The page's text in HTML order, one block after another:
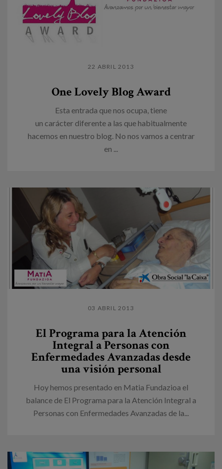
22 ABRIL 2013
One Lovely Blog Award
Esta entrada que nos ocupa, tiene
un carácter diferente a las que habitualmente
hacemos en nuestro blog. No nos vamos a centrar
en ...
03 ABRIL 2013
El Programa para la Atención
Integral a Personas con
Enfermedades Avanzadas desde
una visión personal
Hoy hemos presentado en Matia Fundazioa el
balance de El Programa para la Atención Integral a
Personas con Enfermedades Avanzadas de la...